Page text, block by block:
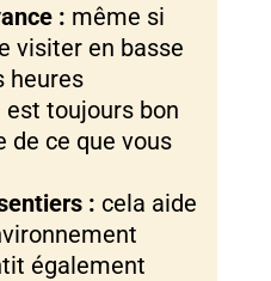
: même si
visiter en basse
heures
toujours bon
de ce que vous
: cela aide
également